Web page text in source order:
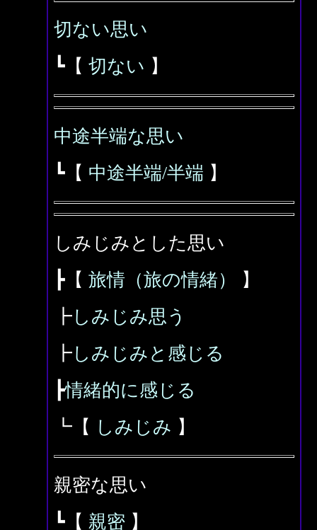
切ない思い
┗【 切ない 】
中途半端な思い
┗【 中途半端/半端 】
しみじみとした思い
┣【 旅情（旅の情緒）
】
┣しみじみ思う
┣しみじみと感じる
┣情緒的に感じる
┗【 しみじみ 】
親密な思い
┗【 親密 】